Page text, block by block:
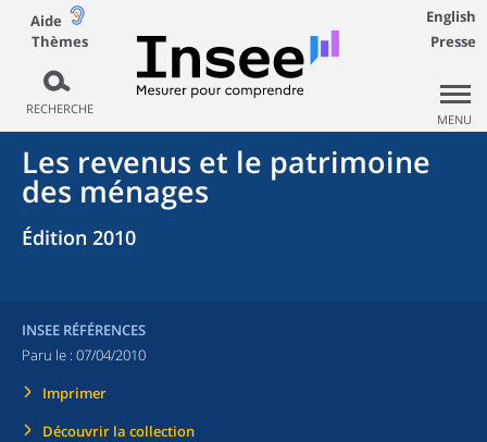
Aide
Thèmes
RECHERCHE
English
Presse
MENU
Les revenus et le patrimoine
des ménages
Édition 2010
INSEE RÉFÉRENCES
Paru le : 07/04/2010
Imprimer
Découvrir la collection